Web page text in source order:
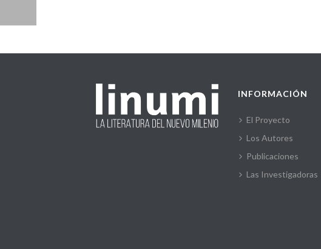
INFORMACIÓN
El Proyecto
Los Autores
Publicaciones
Las Investigadoras